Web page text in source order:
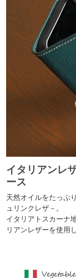
イタリアンレ
ース
天然オイルをたっぷ
ュリンクレザ－。
イタリアトスカーナ
リアンレザーを使用